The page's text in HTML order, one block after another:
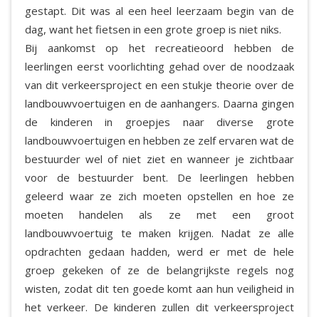
gestapt. Dit was al een heel leerzaam begin van de
dag, want het fietsen in een grote groep is niet niks.
Bij aankomst op het recreatieoord hebben de
leerlingen eerst voorlichting gehad over de noodzaak
van dit verkeersproject en een stukje theorie over de
landbouwvoertuigen en de aanhangers. Daarna gingen
de kinderen in groepjes naar diverse grote
landbouwvoertuigen en hebben ze zelf ervaren wat de
bestuurder wel of niet ziet en wanneer je zichtbaar
voor de bestuurder bent. De leerlingen hebben
geleerd waar ze zich moeten opstellen en hoe ze
moeten handelen als ze met een groot
landbouwvoertuig te maken krijgen. Nadat ze alle
opdrachten gedaan hadden, werd er met de hele
groep gekeken of ze de belangrijkste regels nog
wisten, zodat dit ten goede komt aan hun veiligheid in
het verkeer. De kinderen zullen dit verkeersproject